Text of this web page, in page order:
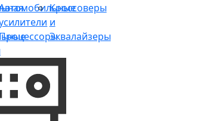
Кроссоверы
и
Эквалайзеры